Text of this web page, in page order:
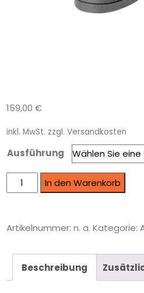
159,00 €
inkl. MwSt. zzgl. Versandkosten
Ausführung
In den Warenkorb
Artikelnummer: n. a. Kategorie:
Beschreibung